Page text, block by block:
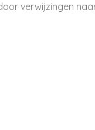
verwijzingen